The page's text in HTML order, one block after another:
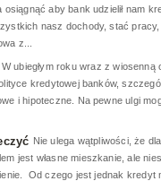
osiągnąć aby bank udzielił nam
nasz dochody, stać pracy,
z...
W ubiegłym roku wraz z wiosenną
kredytowej banków,
i hipoteczne. Na pewne ulgi
Nie ulega wątpliwości, że
jest własne mieszkanie, ale
Od czego jest jednak kredyt